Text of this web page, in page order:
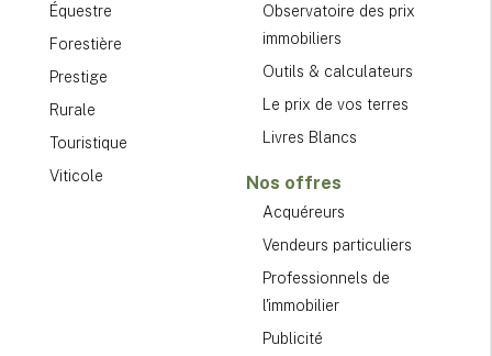
Équestre
Forestière
Prestige
Rurale
Touristique
Viticole
Observatoire des prix
immobiliers
Outils & calculateurs
Le prix de vos terres
Livres Blancs
Nos offres
Acquéreurs
Vendeurs particuliers
Professionnels de
l'immobilier
Publicité